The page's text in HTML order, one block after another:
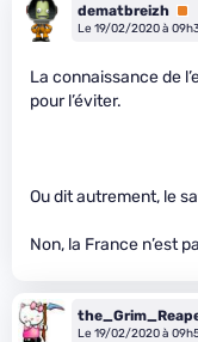
dematbreizh
Le 19/02/2020 à
La connaissance de
pour l’éviter.
Ou dit autrement, le
Non, la France n’est
Le 19/02/2020 à